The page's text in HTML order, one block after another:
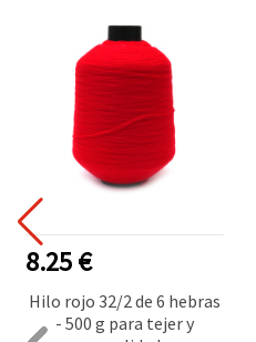
8.25 €
Hilo rojo 32/2 de 6 hebras
- 500 g para tejer y